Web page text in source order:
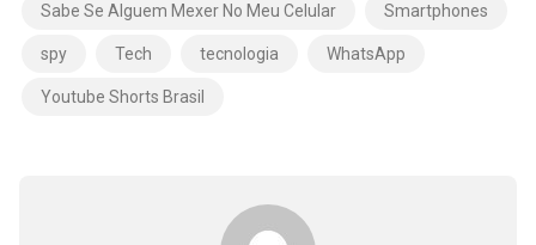
Sabe Se Alguem Mexer No Meu Celular Smartphones
spy Tech tecnologia WhatsApp
Youtube Shorts Brasil